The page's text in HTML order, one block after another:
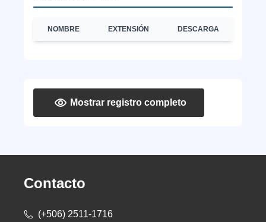
NOMBRE EXTENSIÓN DESCARGA
Mostrar registro completo
Contacto
(+506) 2511-1716